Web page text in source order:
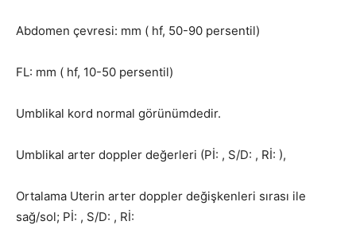
Abdomen çevresi: mm ( hf, 50-90 persentil)
FL: mm ( hf, 10-50 persentil)
Umblikal kord normal görünümdedir.
Umblikal arter doppler değerleri (Pİ: , S/D: , Rİ: ),
Ortalama Uterin arter doppler değişkenleri sırası ile
sağ/sol; Pİ: , S/D: , Rİ: